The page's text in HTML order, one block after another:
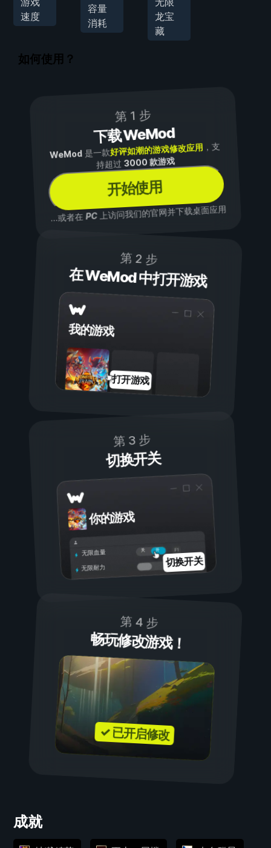
速度
容量
消耗
龙宝
藏
如何使用？
第 1 步
下载 WeMod
WeMod是一款好评如潮的游戏修改应用 ，支
持超过3000 款游戏
开始使用
...或者在PC上访问我们的官网并下载桌面应用
第 2 步
在 WeMod 中打开游戏
我的游戏
打开游戏
第 3 步
切换开关
你的游戏
开
关
无限血量
无限耐力
切换开关
第 4 步
畅玩修改游戏！
✓ 已开启修改
成就